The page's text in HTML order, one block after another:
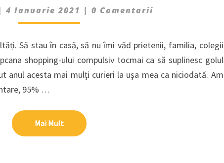
SHOPPING
4 Ianuarie 2021 |Comments
0 Comentarii
Să stau în casă, să nu îmi văd prietenii, familia, colegii
shopping-ului compulsiv tocmai ca să suplinesc golul
anul acesta mai mulți curieri la ușa mea ca niciodată. Am
95% …
Mai MultMai Mult